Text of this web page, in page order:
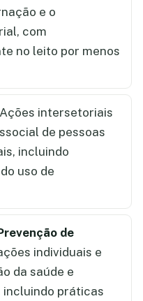
e o
com
no leito por menos
Ações intersetoriais
de pessoas
incluindo
uso de
de
individuais e
da saúde e
incluindo práticas